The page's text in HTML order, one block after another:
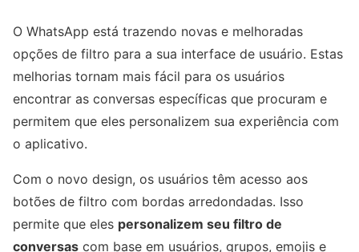
O WhatsApp está trazendo novas e melhoradas
opções de filtro para a sua interface de usuário. Estas
melhorias tornam mais fácil para os usuários
encontrar as conversas específicas que procuram e
permitem que eles personalizem sua experiência com
o aplicativo.
Com o novo design, os usuários têm acesso aos
botões de filtro com bordas arredondadas. Isso
permite que eles personalizem seu filtro de
conversas com base em usuários, grupos, emojis e